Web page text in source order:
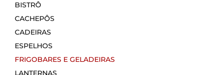
BISTRÔ
CACHEPÔS
CADEIRAS
ESPELHOS
FRIGOBARES E GELADEIRAS
LANTERNAS